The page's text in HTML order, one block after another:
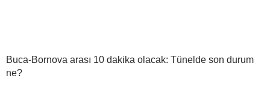
Buca-Bornova arası 10 dakika olacak: Tünelde son durum
ne?